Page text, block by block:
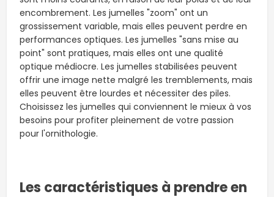
encombrement. Les jumelles "zoom" ont un
grossissement variable, mais elles peuvent perdre en
performances optiques. Les jumelles "sans mise au
point" sont pratiques, mais elles ont une qualité
optique médiocre. Les jumelles stabilisées peuvent
offrir une image nette malgré les tremblements, mais
elles peuvent être lourdes et nécessiter des piles.
Choisissez les jumelles qui conviennent le mieux à vos
besoins pour profiter pleinement de votre passion
pour l'ornithologie.
Les caractéristiques à prendre en